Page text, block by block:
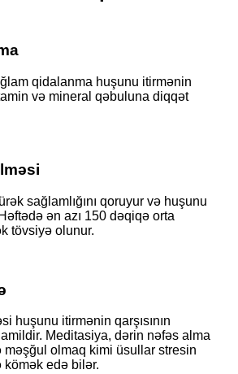
qidalanma huşunu itirmənin
və mineral qəbuluna diqqət
sağlamlığını qoruyur və huşunu
ən azı 150 dəqiqə orta
tövsiyə olunur.
huşunu itirmənin qarşısının
amildir. Meditasiya, dərin nəfəs alma
məşğul olmaq kimi üsullar stresin
edə bilər.